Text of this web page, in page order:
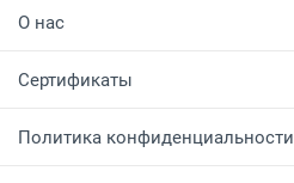
О нас
Сертификаты
Политика конфиденциальности